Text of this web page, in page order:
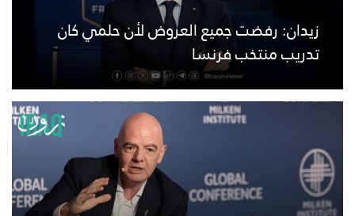
زيدان: رفضت جميع العروض لأن حلمي كان
تدريب منتخب فرنسا